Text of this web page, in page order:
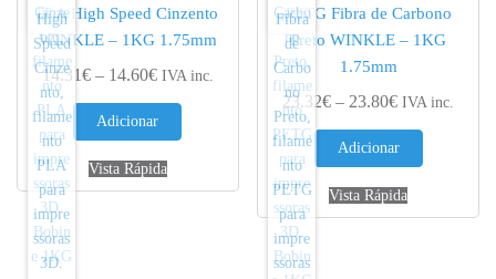
PLA High Speed Cinzento
WINKLE – 1KG 1.75mm
14.31€ – 14.60€Price range: 14.31€ through 14.60€
IVA inc.
Adicionar
Vista Rápida
PETG Fibra de Carbono
Preto WINKLE – 1KG
1.75mm
23.32€ – 23.80€Price range:
IVA inc.
Adicionar
Vista Rápida